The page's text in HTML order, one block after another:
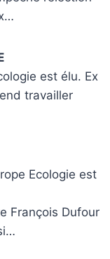
est élu. Ex
travailler
Ecologie est
François Dufour